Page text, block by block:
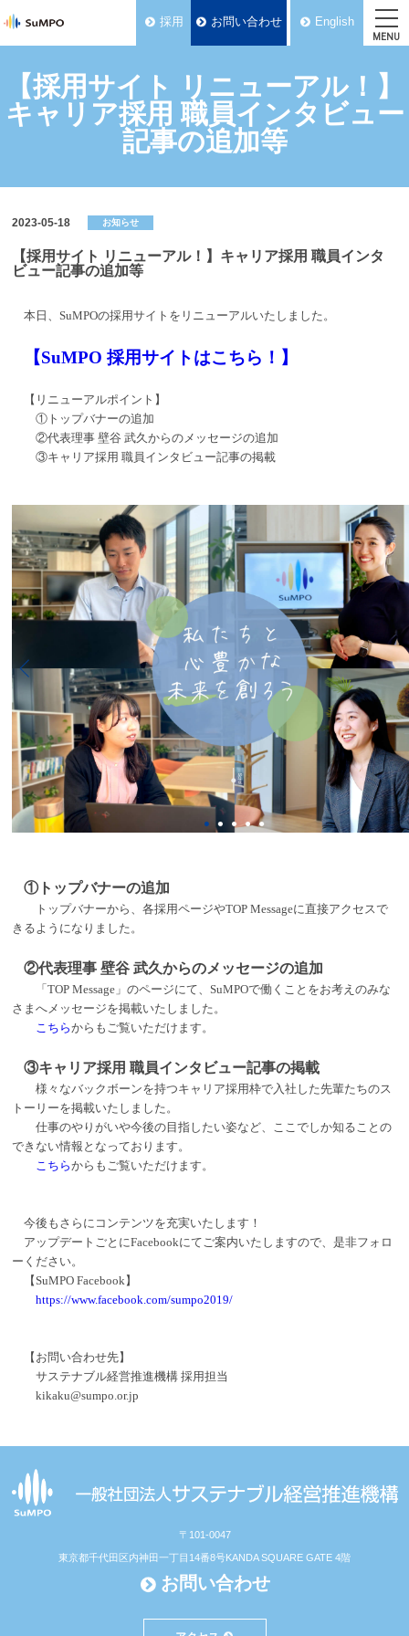
採用 お問い合わせ English
MENU
【採用サイト リニューアル！】
キャリア採用 職員インタビュー
記事の追加等
2023-05-18 お知らせ
【採用サイト リニューアル！】キャリア採用 職員インタ
ビュー記事の追加等
本日、SuMPOの採用サイトをリニューアルいたしました。
【SuMPO 採用サイトはこちら！】
【リニューアルポイント】
①トップバナーの追加
②代表理事 壁谷 武久からのメッセージの追加
③キャリア採用 職員インタビュー記事の掲載
①トップバナーの追加
トップバナーから、各採用ページやTOP Messageに直接アクセスで
きるようになりました。
②代表理事 壁谷 武久からのメッセージの追加
「TOP Message」のページにて、SuMPOで働くことをお考えのみな
さまへメッセージを掲載いたしました。
こちらからもご覧いただけます。
③キャリア採用 職員インタビュー記事の掲載
様々なバックボーンを持つキャリア採用枠で入社した先輩たちのス
トーリーを掲載いたしました。
仕事のやりがいや今後の目指したい姿など、ここでしか知ることの
できない情報となっております。
こちらからもご覧いただけます。
今後もさらにコンテンツを充実いたします！
アップデートごとにFacebookにてご案内いたしますので、是非フォロ
ーください。
【SuMPO Facebook】
https://www.facebook.com/sumpo2019/
【お問い合わせ先】
サステナブル経営推進機構 採用担当
kikaku@sumpo.or.jp
〒101-0047
東京都千代田区内神田一丁目14番8号KANDA SQUARE GATE 4階
お問い合わせ